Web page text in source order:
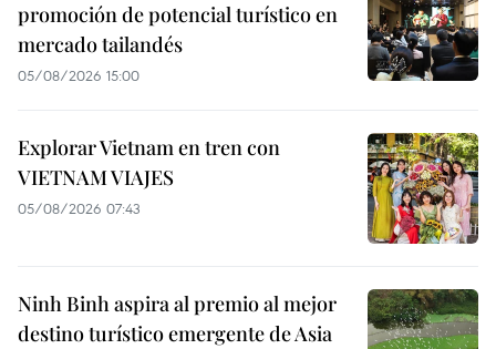
promoción de potencial turístico en
mercado tailandés
05/08/2026 15:00
Explorar Vietnam en tren con
VIETNAM VIAJES
05/08/2026 07:43
Ninh Binh aspira al premio al mejor
destino turístico emergente de Asia